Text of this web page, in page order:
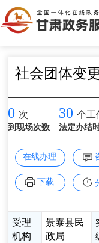
社会团体变
0 次
到现场次数
30 个工
法定办结
在线办理
下载
受理
机构
景泰县民
政局